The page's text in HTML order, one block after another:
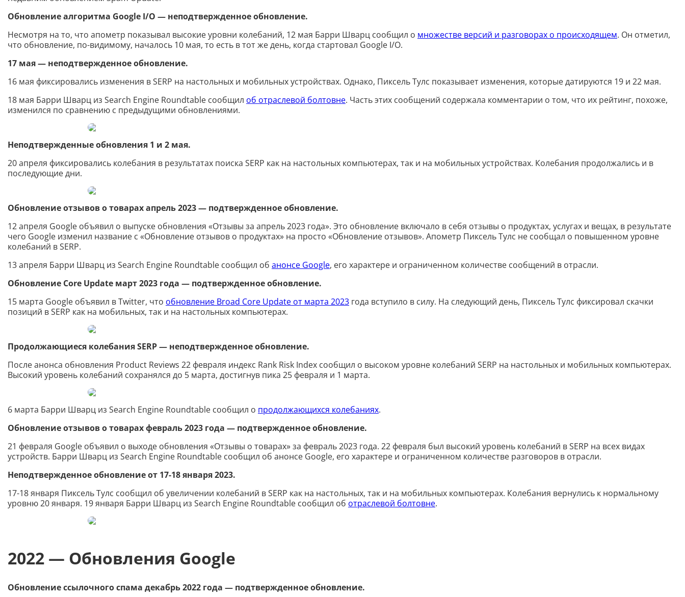
Анализ научных статей
Идеи для рисования
Определить болезнь растения по фото
Описать картинку
Определить объект на фото
Описать внешность человека на фото
Определить гриб по фото
Обновление алгоритма Google I/O — неподтвержденное обновление.
Несмотря на то, что апометр показывал высокие уровни колебаний, 12 мая Барри Шварц сообщил о множестве версий и разговорах о происходящем. Он отметил,
что обновление, по-видимому, началось 10 мая, то есть в тот же день, когда стартовал Google I/O.
17 мая — неподтвержденное обновление.
16 мая фиксировались изменения в SERP на настольных и мобильных устройствах. Однако, Пиксель Тулс показывает изменения, которые датируются 19 и 22 мая.
18 мая Барри Шварц из Search Engine Roundtable сообщил об отраслевой болтовне. Часть этих сообщений содержала комментарии о том, что их рейтинг, похоже,
изменился по сравнению с предыдущими обновлениями.
Неподтвержденные обновления 1 и 2 мая.
20 апреля фиксировались колебания в результатах поиска SERP как на настольных компьютерах, так и на мобильных устройствах. Колебания продолжались и в
последующие дни.
Обновление отзывов о товарах апрель 2023 — подтвержденное обновление.
12 апреля Google объявил о выпуске обновления «Отзывы за апрель 2023 года». Это обновление включало в себя отзывы о продуктах, услугах и вещах, в результате
чего Google изменил название с «Обновление отзывов о продуктах» на просто «Обновление отзывов». Апометр Пиксель Тулс не сообщал о повышенном уровне
колебаний в SERP.
13 апреля Барри Шварц из Search Engine Roundtable сообщил об анонсе Google, его характере и ограниченном количестве сообщений в отрасли.
Обновление Core Update март 2023 года — подтвержденное обновление.
15 марта Google объявил в Twitter, что обновление Broad Core Update от марта 2023 года вступило в силу. На следующий день, Пиксель Тулс фиксировал скачки
позиций в SERP как на мобильных, так и на настольных компьютерах.
Продолжающиеся колебания SERP — неподтвержденное обновление.
После анонса обновления Product Reviews 22 февраля индекс Rank Risk Index сообщил о высоком уровне колебаний SERP на настольных и мобильных компьютерах.
Высокий уровень колебаний сохранялся до 5 марта, достигнув пика 25 февраля и 1 марта.
6 марта Барри Шварц из Search Engine Roundtable сообщил о продолжающихся колебаниях.
Обновление отзывов о товарах февраль 2023 года — подтвержденное обновление.
21 февраля Google объявил о выходе обновления «Отзывы о товарах» за февраль 2023 года. 22 февраля был высокий уровень колебаний в SERP на всех видах
устройств. Барри Шварц из Search Engine Roundtable сообщил об анонсе Google, его характере и ограниченном количестве разговоров в отрасли.
Неподтвержденное обновление от 17-18 января 2023.
17-18 января Пиксель Тулс сообщил об увеличении колебаний в SERP как на настольных, так и на мобильных компьютерах. Колебания вернулись к нормальному
уровню 20 января. 19 января Барри Шварц из Search Engine Roundtable сообщил об отраслевой болтовне.
2022 — Обновления Google
Обновление ссылочного спама декабрь 2022 года — подтвержденное обновление.